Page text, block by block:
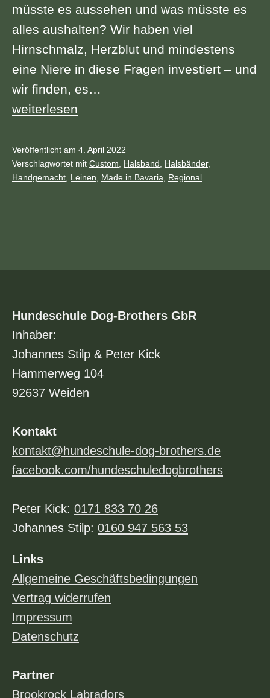
müsste es aussehen und was müsste es
alles aushalten? Wir haben viel
Hirnschmalz, Herzblut und mindestens
eine Niere in diese Fragen investiert – und
wir finden, es…
Das
beste
Halsband
weiterlesen
Veröffentlicht am 4. April 2022
Kategorisiert
als
Verschlagwortet mit Custom, Halsband, Halsbänder,
Handgemacht, Leinen, Made in Bavaria, Regional
Hundeschule Dog-Brothers GbR
Inhaber:
Johannes Stilp & Peter Kick
Hammerweg 104
92637 Weiden
Kontakt
kontakt@hundeschule-dog-brothers.de
facebook.com/hundeschuledogbrothers
Peter Kick: 0171 833 70 26
Johannes Stilp: 0160 947 563 53
Links
Allgemeine Geschäftsbedingungen
Vertrag widerrufen
Impressum
Datenschutz
Partner
Brookrock Labradors